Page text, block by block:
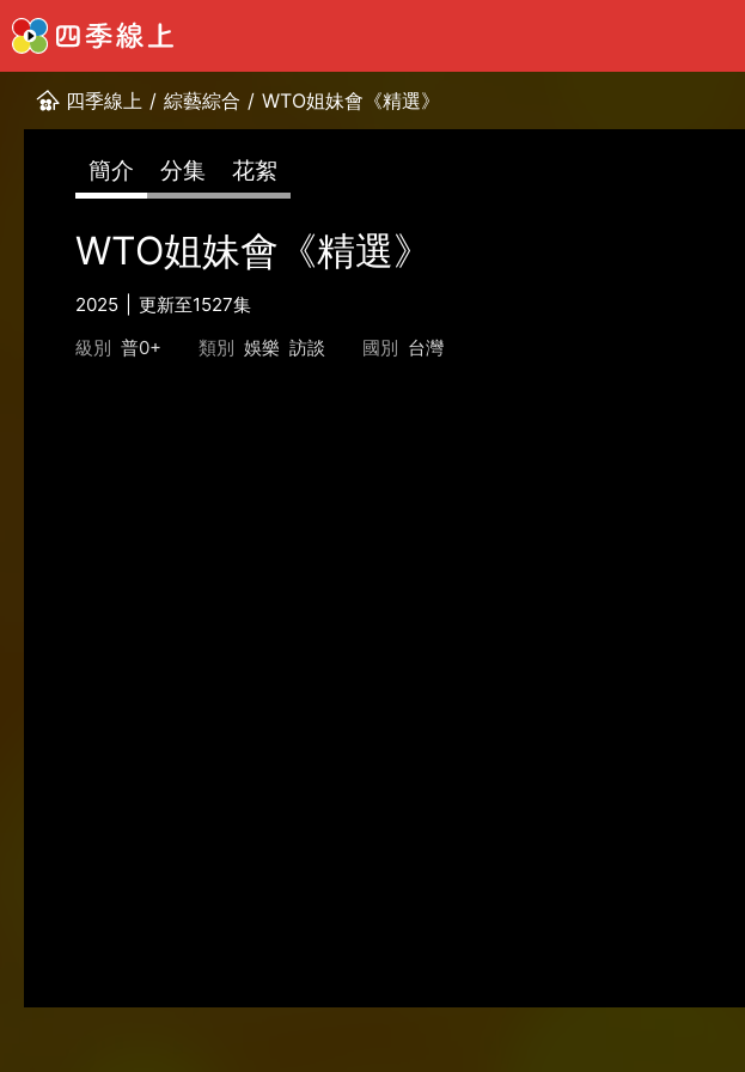
四季線上 / 綜藝綜合 / WTO姐妹會《精選》
簡介 分集 花絮
WTO姐妹會《精選》
2025
更新至1527集
級別 普0+ 類別 娛樂 訪談 國別 台灣